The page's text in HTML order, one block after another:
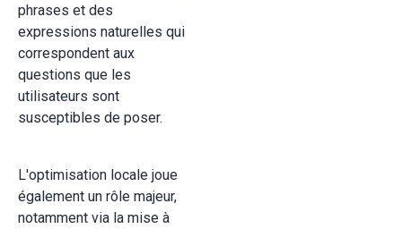
phrases et des
expressions naturelles qui
correspondent aux
questions que les
utilisateurs sont
susceptibles de poser.
L'optimisation locale joue
également un rôle majeur,
notamment via la mise à